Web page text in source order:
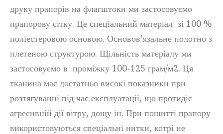
друку прапорів на флагштоки ми застосовуємо
прапорову сітку. Це спеціальний матеріал зі 100 %
поліестеровою основою. Основов’язальне полотно з
плетеною структурою. Щільність матеріалу ми
застосовуємо в проміжку 100-125 грам/м2. Ця
тканина має достатньо високі показники при
розтягуванні під час експлуатації, що протидіє
агресивній дії вітру, дощу ін. При пошитті прапору
використовуються спеціальні нитки, котрі не